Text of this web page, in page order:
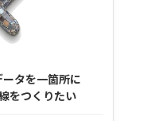
タを一箇所に
をつくりたい